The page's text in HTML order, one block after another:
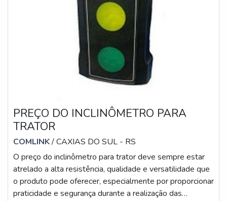
PREÇO DO INCLINÔMETRO PARA
TRATOR
COMLINK/ CAXIAS DO SUL - RS
O preço do inclinômetro para trator deve sempre estar
atrelado a alta resistência, qualidade e versatilidade que
o produto pode oferecer, especialmente por proporcionar
praticidade e segurança durante a realização das